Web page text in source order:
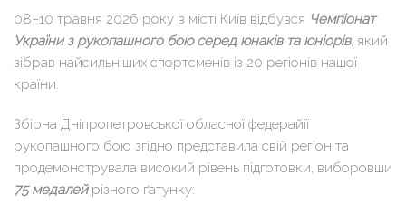
08–10 травня 2026 року в місті Київ відбувся Чемпіонат
України з рукопашного бою серед юнаків та юніорів, який
зібрав найсильніших спортсменів із 20 регіонів нашої
країни.
Збірна Дніпропетровської обласної федерайії
рукопашного бою згідно представила свій регіон та
продемонструвала високий рівень підготовки, виборовши
75 медалейрізного ґатунку: